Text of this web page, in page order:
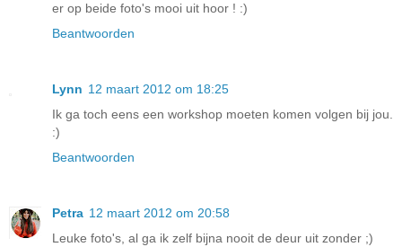
er op beide foto's mooi uit hoor ! :)
Beantwoorden
Lynn 12 maart 2012 om 18:25
Ik ga toch eens een workshop moeten komen volgen bij jou.
:)
Beantwoorden
Petra 12 maart 2012 om 20:58
Leuke foto's, al ga ik zelf bijna nooit de deur uit zonder ;)